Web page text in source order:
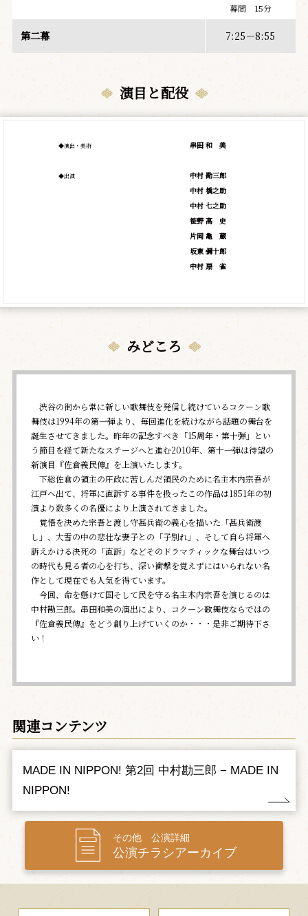
幕間 15分
第二幕 7:25－8:55
演目と配役
◆演出・美術
◆出演
串田 和 美
中村 勘三郎
中村 橋之助
中村 七之助
笹野高
史
片岡 亀
蔵
坂東 彌十郎
中村 扇 雀
みどころ
渋谷の街から常に新しい歌舞伎を発信し続けているコクーン歌
舞伎は1994年の第一弾より、毎回進化を続けながら話題の舞台を
誕生させてきました。昨年の記念すべき「15周年・第十弾」とい
う節目を経て新たなステージへと進む2010年、第十一弾は待望の
新演目『佐倉義民傳』を上演いたします。
下総佐倉の領主の圧政に苦しんだ領民のために名主木内宗吾が
江戸へ出て、将軍に直訴する事件を扱ったこの作品は1851年の初
演より数多くの名優により上演されてきました。
覚悟を決めた宗吾と渡し守甚兵衛の義心を描いた「甚兵衛渡
し」、大雪の中の悲壮な妻子との「子別れ」、そして自ら将軍へ
訴えかける決死の「直訴」などそのドラマティックな舞台はいつ
の時代も見る者の心を打ち、深い衝撃を覚えずにはいられない名
作として現在でも人気を得ています。
今回、命を懸けて国そして民を守る名主木内宗吾を演じるのは
中村勘三郎。串田和美の演出により、コクーン歌舞伎ならではの
『佐倉義民傳』をどう創り上げていくのか・・・是非ご期待下さ
い！
関連コンテンツ
MADE IN NIPPON! 第2回 中村勘三郎 − MADE IN
NIPPON!
その他 公演詳細
公演チラシアーカイブ